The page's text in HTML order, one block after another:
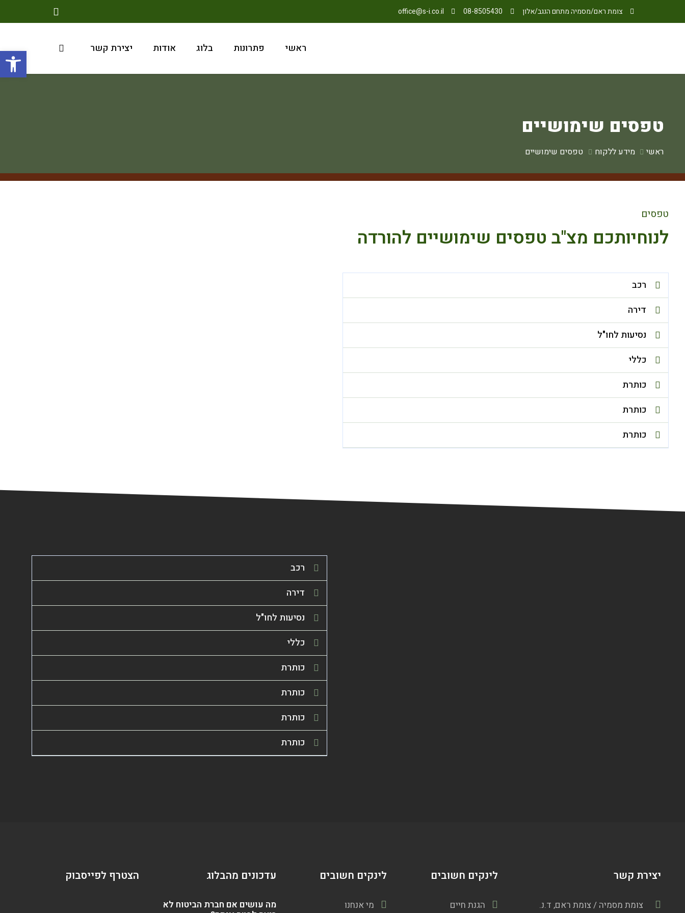
צומת ראם/מסמיה מתחם הנגב/אלון 08-8505430
office@s-i.co.il
ראשי פתרונות בלוג אודות יצירת קשר
טפסים שימושיים
ראשי מידע ללקוח טפסים שימושיים
טפסים
לנוחיותכם מצ"ב טפסים שימושיים להורדה
רכב
דירה
נסיעות לחו"ל
כללי
כותרת
כותרת
כותרת
רכב
דירה
נסיעות לחו"ל
כללי
כותרת
כותרת
כותרת
כותרת
יצירת קשר
צומת מסמיה / צומת ראם, ד.נ.
לינקים חשובים
הגנת חיים
לינקים חשובים
מי אנחנו
עדכונים מהבלוג
מה עושים אם חברת הביטוח לא
הצטרף לפייסבוק